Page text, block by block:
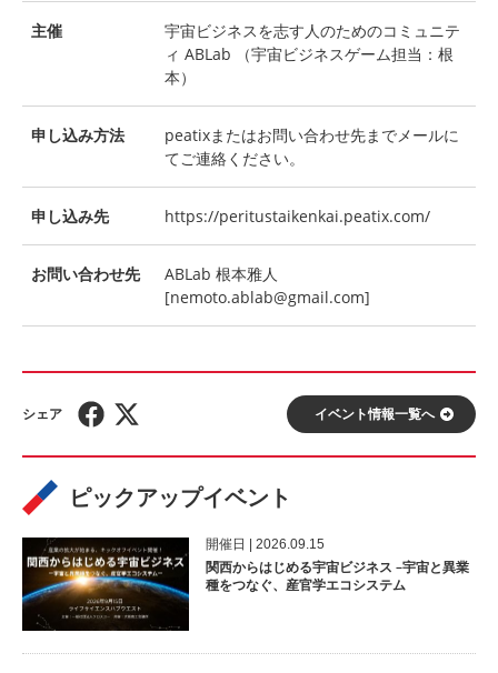
主催
宇宙ビジネスを志す人のためのコミュニテ
ィ ABLab （宇宙ビジネスゲーム担当：根
本）
申し込み方法
peatixまたはお問い合わせ先までメールに
てご連絡ください。
申し込み先 https://peritustaikenkai.peatix.com/
お問い合わせ先
ABLab 根本雅人
[nemoto.ablab@gmail.com]
イベント情報⼀覧へ
ピックアップイベント
開催⽇ | 2026.09.15
関西からはじめる宇宙ビジネス –宇宙と異業
種をつなぐ、産官学エコシステム